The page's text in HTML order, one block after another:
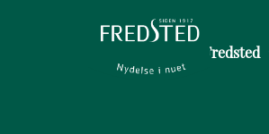
Om Fredsted